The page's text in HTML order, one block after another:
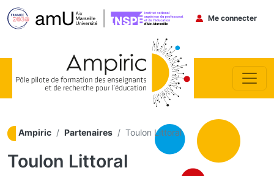
Menu du
Me connecter
Ampiric Partenaires Toulon Littoral
Toulon Littoral